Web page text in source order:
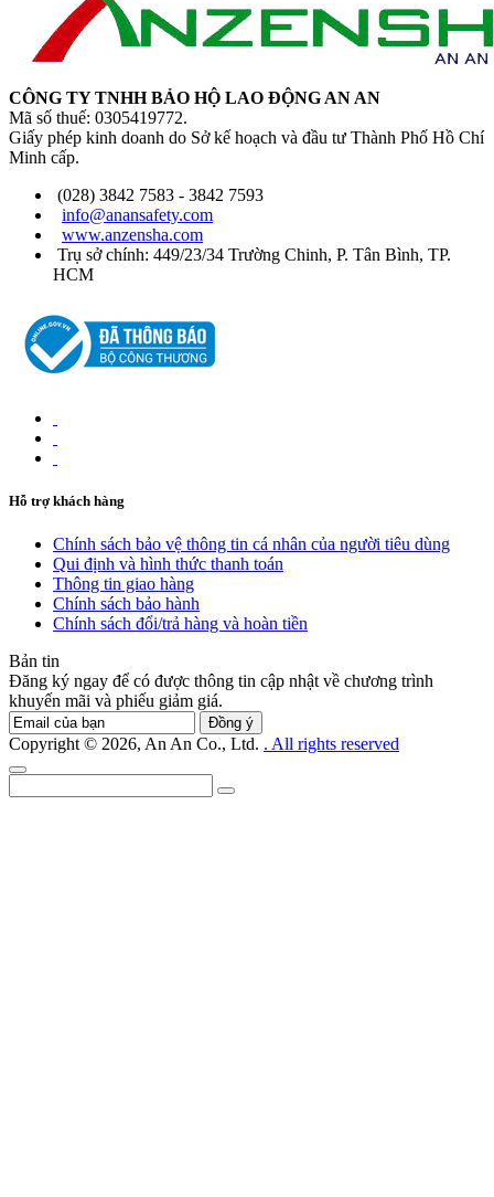
CÔNG TY TNHH BẢO HỘ LAO ĐỘNG AN AN
Mã số thuế: 0305419772.
Giấy phép kinh doanh do Sở kế hoạch và đầu tư Thành Phố Hồ Chí
Minh cấp.
(028) 3842 7583 - 3842 7593
info@anansafety.com
www.anzensha.com
Trụ sở chính: 449/23/34 Trường Chinh, P. Tân Bình, TP.
HCM
Hỗ trợ khách hàng
Chính sách bảo vệ thông tin cá nhân của người tiêu dùng
Qui định và hình thức thanh toán
Thông tin giao hàng
Chính sách bảo hành
Chính sách đổi/trả hàng và hoàn tiền
Bản tin
Đăng ký ngay để có được thông tin cập nhật về chương trình
khuyến mãi và phiếu giảm giá.
Đồng ý
Copyright © 2026, An An Co., Ltd. . All rights reserved